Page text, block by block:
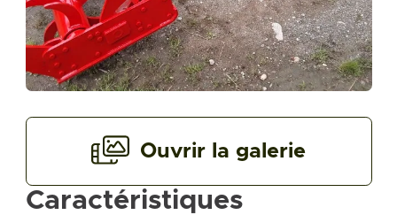
Caractéristiques
Ouvrir la galerie